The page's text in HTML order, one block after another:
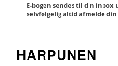
E-bogen sendes til din inbox
selvfølgelig altid afmelde
HARPUNEN